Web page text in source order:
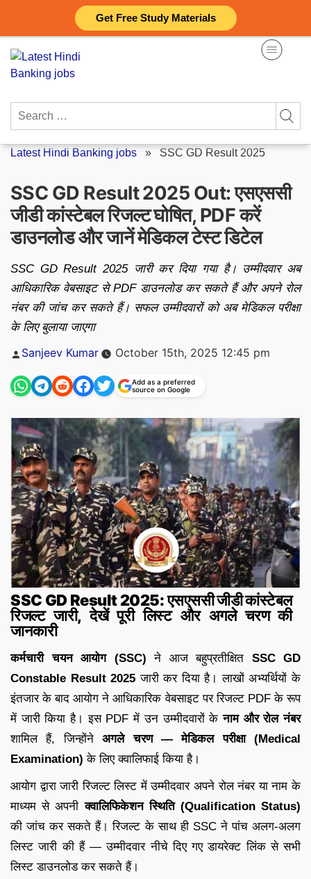
Get Free Study Materials
content
Search
Latest Hindi Banking jobs » SSC GD Result 2025
SSC GD Result 2025 Out: एसएससी
जीडी कांस्टेबल रिजल्ट घोषित, PDF करें
डाउनलोड और जानें मेडिकल टेस्ट डिटेल
SSC GD Result 2025 जारी कर दिया गया है। उम्मीदवार अब
आधिकारिक वेबसाइट से PDF डाउनलोड कर सकते हैं और अपने रोल
नंबर की जांच कर सकते हैं। सफल उम्मीदवारों को अब मेडिकल परीक्षा
के लिए बुलाया जाएगा
Posted
Sanjeev Kumar October 15th, 2025 12:45 pm
Add as a preferred
source on Google
SSC GD Result 2025: एसएससी जीडी कांस्टेबल
रिजल्ट जारी, देखें पूरी लिस्ट और अगले चरण की
जानकारी
कर्मचारी चयन आयोग (SSC) ने आज बहुप्रतीक्षित SSC GD
Constable Result 2025 जारी कर दिया है। लाखों अभ्यर्थियों के
इंतजार के बाद आयोग ने आधिकारिक वेबसाइट पर रिजल्ट PDF के रूप
में जारी किया है। इस PDF में उन उम्मीदवारों केनाम और रोल नंबर
शामिल हैं, जिन्होंनेअगले चरण — मेडिकल परीक्षा (Medical
Examination) के लिए क्वालिफाई किया है।
आयोग द्वारा जारी रिजल्ट लिस्ट में उम्मीदवार अपने रोल नंबर या नाम के
माध्यम से अपनीक्वालिफिकेशन स्थिति (Qualification Status)
की जांच कर सकते हैं। रिजल्ट के साथ ही SSC ने पांच अलग-अलग
लिस्ट जारी की हैं — उम्मीदवार नीचे दिए गए डायरेक्ट लिंक से सभी
लिस्ट डाउनलोड कर सकते हैं।